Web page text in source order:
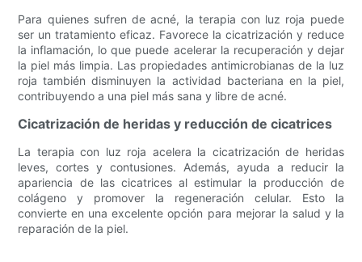
Para quienes sufren de acné, la terapia con luz roja puede
ser un tratamiento eficaz. Favorece la cicatrización y reduce
la inflamación, lo que puede acelerar la recuperación y dejar
la piel más limpia. Las propiedades antimicrobianas de la luz
roja también disminuyen la actividad bacteriana en la piel,
contribuyendo a una piel más sana y libre de acné.
Cicatrización de heridas y reducción de cicatrices
La terapia con luz roja acelera la cicatrización de heridas
leves, cortes y contusiones. Además, ayuda a reducir la
apariencia de las cicatrices al estimular la producción de
colágeno y promover la regeneración celular. Esto la
convierte en una excelente opción para mejorar la salud y la
reparación de la piel.